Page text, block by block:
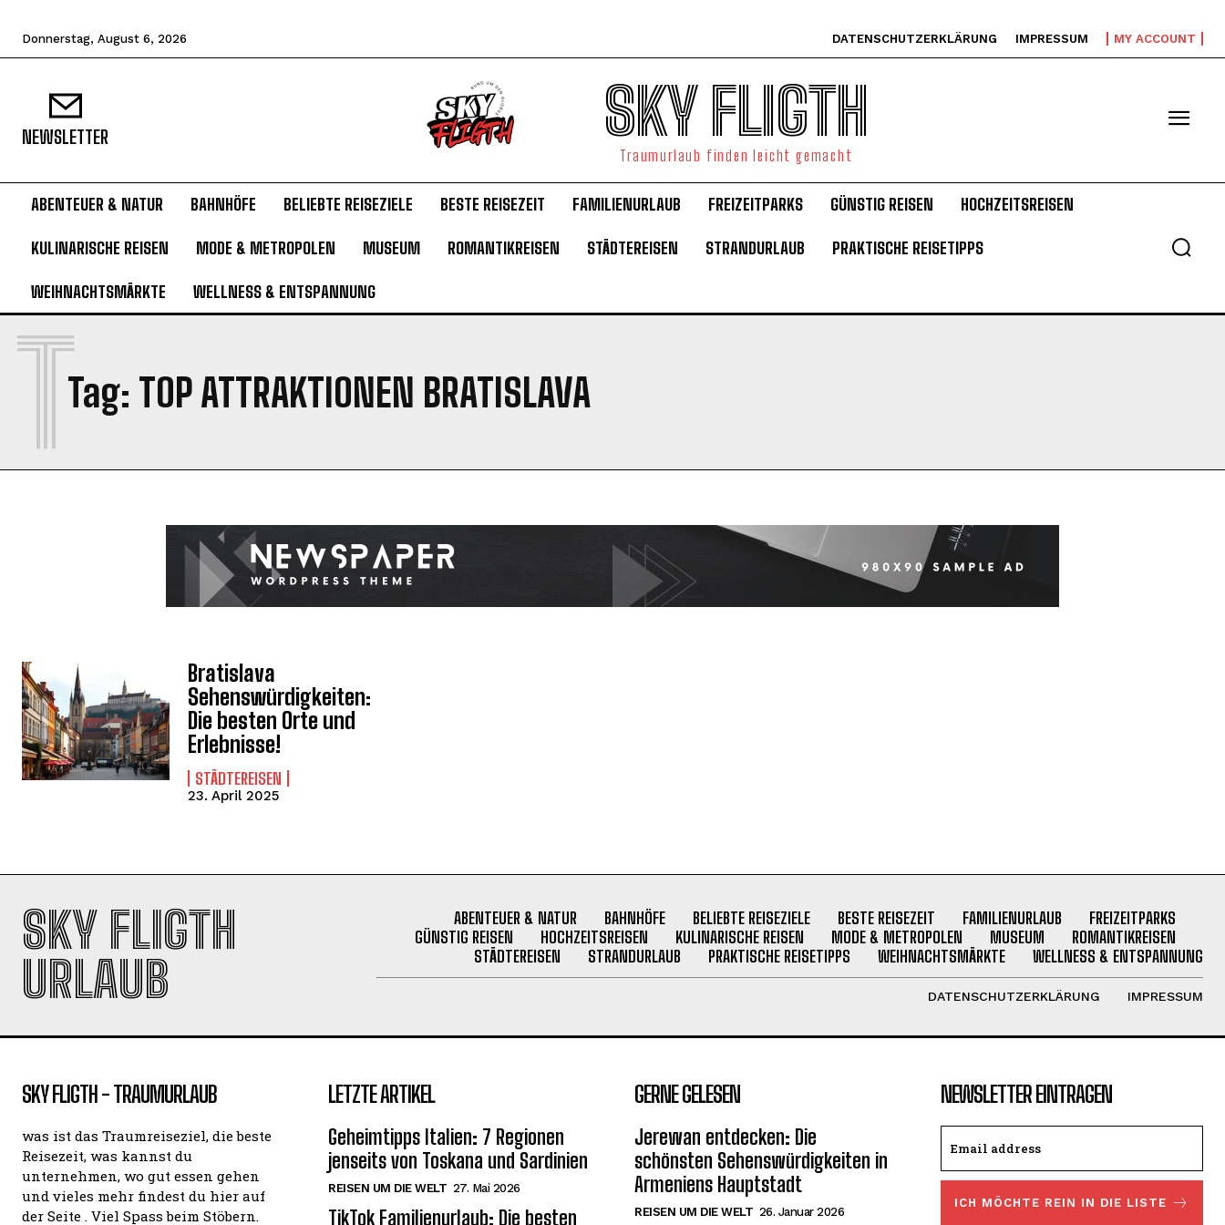
I WANT IN
I've read and accept thePrivacy Policy.
Donnerstag, August 6, 2026 DATENSCHUTZERKLÄRUNG IMPRESSUM MY ACCOUNT
NEWSLETTER SKY FLIGTH
Traumurlaub finden leicht gemacht
ABENTEUER & NATUR BAHNHÖFE BELIEBTE REISEZIELE BESTE REISEZEIT FAMILIENURLAUB FREIZEITPARKS GÜNSTIG REISEN HOCHZEITSREISEN
KULINARISCHE REISEN MODE & METROPOLEN MUSEUM ROMANTIKREISEN STÄDTEREISEN STRANDURLAUB PRAKTISCHE REISETIPPS
WEIHNACHTSMÄRKTE WELLNESS & ENTSPANNUNG
Tag: TOP ATTRAKTIONEN BRATISLAVA
T
Bratislava
Sehenswürdigkeiten:
Die besten Orte und
Erlebnisse!
STÄDTEREISEN
23. April 2025
SKY FLIGTH
URLAUB
ABENTEUER & NATUR BAHNHÖFE BELIEBTE REISEZIELE BESTE REISEZEIT FAMILIENURLAUB
FREIZEITPARKS
GÜNSTIG REISEN
HOCHZEITSREISEN KULINARISCHE REISEN MODE & METROPOLEN MUSEUM
ROMANTIKREISEN
STÄDTEREISEN
STRANDURLAUB PRAKTISCHE REISETIPPS WEIHNACHTSMÄRKTE WELLNESS & ENTSPANNUNG
DATENSCHUTZERKLÄRUNG IMPRESSUM
SKY FLIGTH - TRAUMURLAUB
was ist das Traumreiseziel, die beste
Reisezeit, was kannst du
unternehmen, wo gut essen gehen
und vieles mehr findest du hier auf
der Seite . Viel Spass beim Stöbern.
LETZTE ARTIKEL
Geheimtipps Italien: 7 Regionen
jenseits von Toskana und Sardinien
REISEN UM DIE WELT 27. Mai 2026
TikTok Familienurlaub: Die besten
GERNE GELESEN
Jerewan entdecken: Die
schönsten Sehenswürdigkeiten in
Armeniens Hauptstadt
REISEN UM DIE WELT 26. Januar 2026
NEWSLETTER EINTRAGEN
ICH MÖCHTE REIN IN DIE LISTE